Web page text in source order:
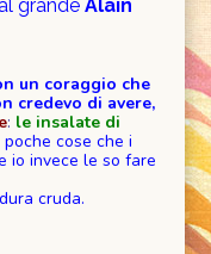
grandeAlain
un coraggio che
credevo di avere,
: le insalate di
cose che i
io invece le so fare
cruda.